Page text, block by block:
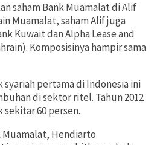
saham Bank Muamalat di Alif
Muamalat, saham Alif juga
Kuwait dan Alpha Lease and
Komposisinya hampir sama
syariah pertama di Indonesia ini
di sektor ritel. Tahun 2012
60 persen.
Muamalat, Hendiarto